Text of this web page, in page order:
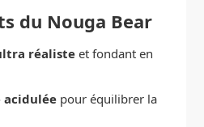
du Nouga Bear
réaliste et fondant en
acidulée pour équilibrer la